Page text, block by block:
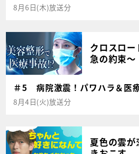
8月6日(木)放送分
クロスロ
急の約束～
＃5 病院激震！パワハラ＆医
8月4日(火)放送分
夏色の雲